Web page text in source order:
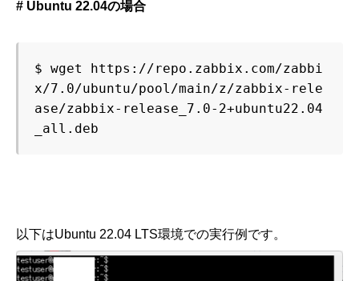
# Ubuntu 22.04の場合
$ wget https://repo.zabbix.com/zabbi
x/7.0/ubuntu/pool/main/z/zabbix-rele
ase/zabbix-release_7.0-2+ubuntu22.04
_all.deb
以下はUbuntu 22.04 LTS環境での実行例です。